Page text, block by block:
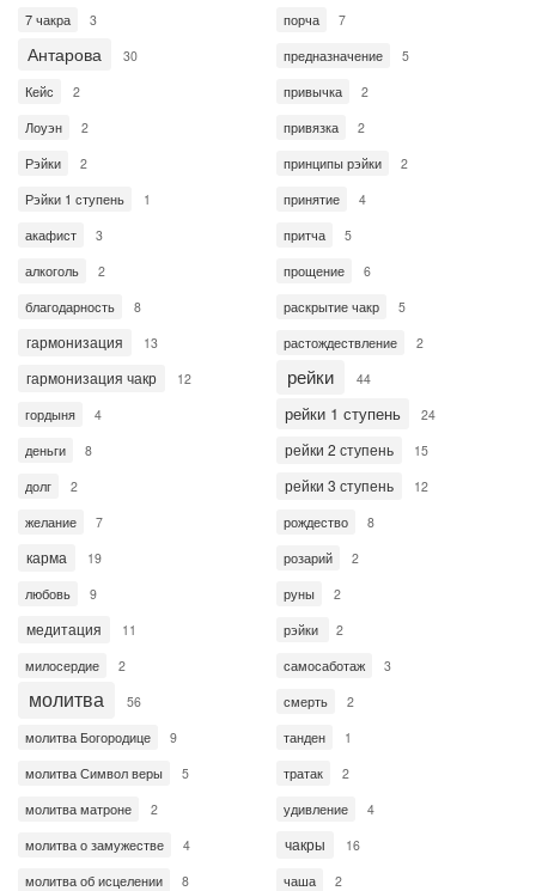
7 чакра 3
Антарова 30
Кейс 2
Лоуэн 2
Рэйки 2
Рэйки 1 ступень 1
акафист 3
алкоголь 2
благодарность 8
гармонизация 13
гармонизация чакр 12
гордыня 4
деньги 8
долг 2
желание 7
карма 19
любовь 9
медитация 11
милосердие 2
молитва 56
молитва Богородице 9
молитва Символ веры 5
молитва матроне 2
молитва о замужестве 4
молитва об исцелении 8
порча 7
предназначение 5
привычка 2
привязка 2
принципы рэйки 2
принятие 4
притча 5
прощение 6
раскрытие чакр 5
растождествление 2
рейки 44
рейки 1 ступень 24
рейки 2 ступень 15
рейки 3 ступень 12
рождество 8
розарий 2
руны 2
рэйки 2
самосаботаж 3
смерть 2
танден 1
тратак 2
удивление 4
чакры 16
чаша 2